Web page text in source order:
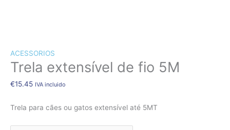
ACESSORIOS
Trela extensível de fio 5M
€15.45 IVA incluido
Trela para cães ou gatos extensível até 5MT
extensível
de
5M